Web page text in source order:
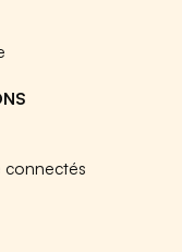
connectés